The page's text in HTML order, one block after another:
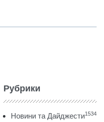
Рубрики
Новини та Дайджести1534